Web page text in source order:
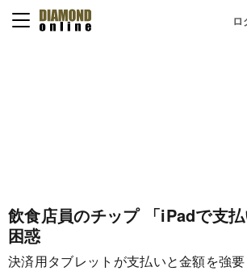
ロ
飲食店員のチップ 「iPadで支
困惑
決済用タブレットが支払いと金額を強要